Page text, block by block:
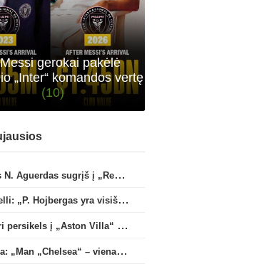
gerokai pakėlė
„Inter“ komandos vertę
(10)
Marokietis N. Aguerdas sugrįš į „Real Sociedad“ klubą
L. Puccinelli: „P. Hojbergas yra visiškai susitelkęs darbui Marselyje“
M. Ruggeri persikels į „Aston Villa“ ekipą
M. Palestra: „Man „Chelsea“ – vienas didžiausių klubų futbole“